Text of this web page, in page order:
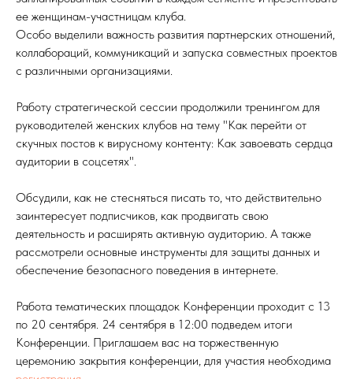
ее женщинам-участницам клуба.
Особо выделили важность развития партнерских отношений,
коллабораций, коммуникаций и запуска совместных проектов
с различными организациями.
Работу стратегической сессии продолжили тренингом для
руководителей женских клубов на тему "Как перейти от
скучных постов к вирусному контенту: Как завоевать сердца
аудитории в соцсетях".
Обсудили, как не стесняться писать то, что действительно
заинтересует подписчиков, как продвигать свою
деятельность и расширять активную аудиторию. А также
рассмотрели основные инструменты для защиты данных и
обеспечение безопасного поведения в интернете.
Работа тематических площадок Конференции проходит с 13
по 20 сентября. 24 сентября в 12:00 подведем итоги
Конференции. Приглашаем вас на торжественную
церемонию закрытия конференции, для участия необходима